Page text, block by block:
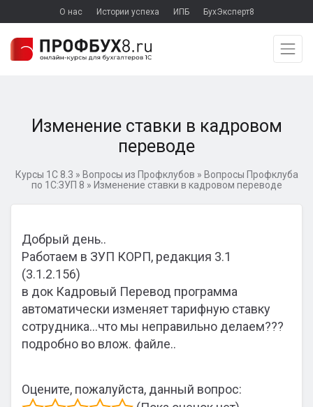
О нас Истории успеха ИПБ БухЭксперт8
Изменение ставки в кадровом
переводе
Курсы 1С 8.3 » Вопросы из Профклубов » Вопросы Профклуба
по 1С:ЗУП 8 » Изменение ставки в кадровом переводе
Добрый день..
Работаем в ЗУП КОРП, редакция 3.1
(3.1.2.156)
в док Кадровый Перевод программа
автоматически изменяет тарифную ставку
сотрудника…что мы неправильно делаем???
подробно во влож. файле..
Оцените, пожалуйста, данный вопрос: